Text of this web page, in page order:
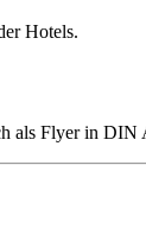
Hotels.
als Flyer in